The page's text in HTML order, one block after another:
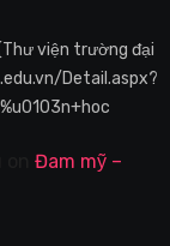
viện trường đại
Detail.aspx?
Đam mỹ –